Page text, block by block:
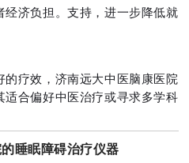
济负担。支持，进一步降低就
疗效，济南远大中医脑康医院
合偏好中医治疗或寻求多学科
睡眠障碍治疗仪器